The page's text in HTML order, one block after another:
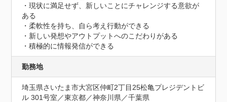
・現状に満足せず、新しいことにチャレンジする意欲が
ある
・柔軟性を持ち、自ら考え行動ができる
・新しい発想やアウトプットへのこだわりがある
・積極的に情報発信ができる
勤務地
埼玉県さいたま市大宮区仲町2丁目25松亀プレジデントビ
ル 301号室／東京都／神奈川県／千葉県